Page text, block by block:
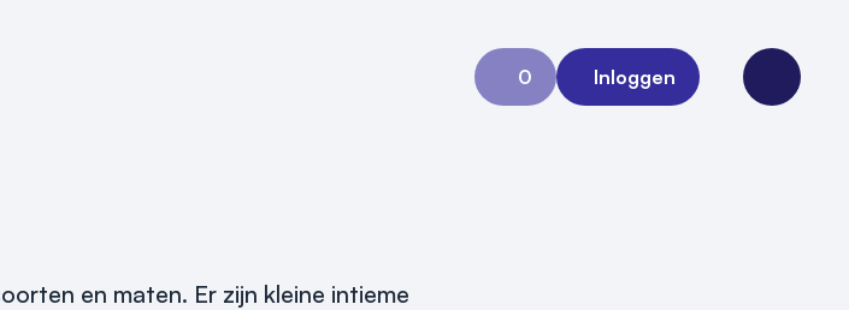
0
Aanvraag 0
Inloggen
Open
en maten. Er zijn kleine intieme